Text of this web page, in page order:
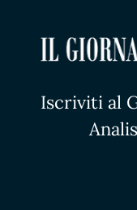
Iscriviti al